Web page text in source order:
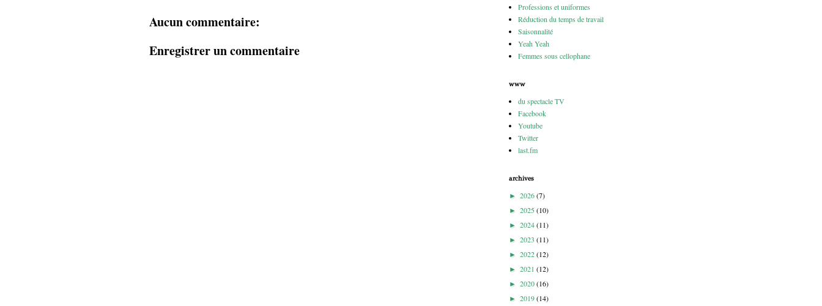
Aucun commentaire:
Enregistrer un commentaire
Professions et uniformes
Réduction du temps de travail
Saisonnalité
Yeah Yeah
Femmes sous cellophane
www
du spectacle TV
Facebook
Youtube
Twitter
last.fm
archives
► 2026(7)
► 2025(10)
► 2024(11)
► 2023 (11)
► 2022(12)
► 2021 (12)
► 2020(16)
► 2019(14)